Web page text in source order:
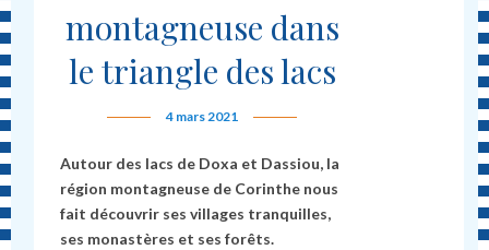
montagneuse dans
le triangle des lacs
4 mars 2021
Autour des lacs de Doxa et Dassiou, la
région montagneuse de Corinthe nous
fait découvrir ses villages tranquilles,
ses monastères et ses forêts.